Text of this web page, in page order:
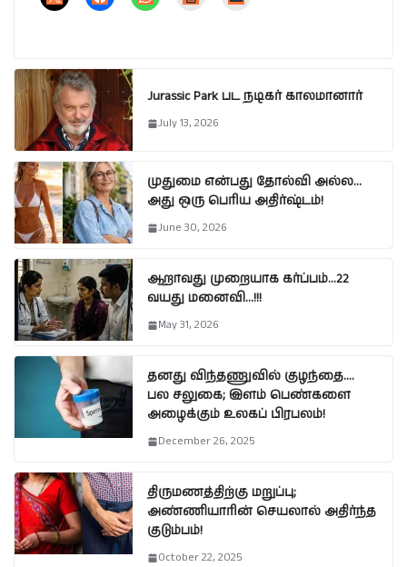
Jurassic Park பட நடிகர் காலமானார்
July 13, 2026
முதுமை என்பது தோல்வி அல்ல…
அது ஒரு பெரிய அதிர்ஷ்டம்!
June 30, 2026
ஆறாவது முறையாக கர்ப்பம்…22
வயது மனைவி…!!!
May 31, 2026
தனது விந்தணுவில் குழந்தை….
பல சலுகை; இளம் பெண்களை
அழைக்கும் உலகப் பிரபலம்!
December 26, 2025
திருமணத்திற்கு மறுப்பு;
அண்ணியாரின் செயலால் அதிர்ந்த
குடும்பம்!
October 22, 2025